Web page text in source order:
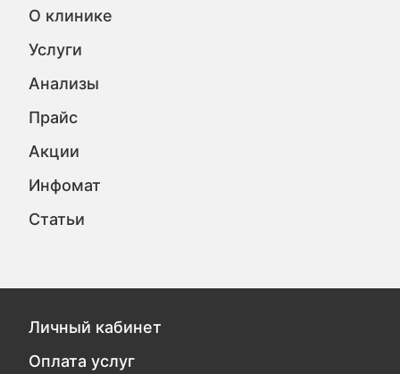
О клинике
Услуги
Анализы
Прайс
Акции
Инфомат
Статьи
Личный кабинет
Оплата услуг